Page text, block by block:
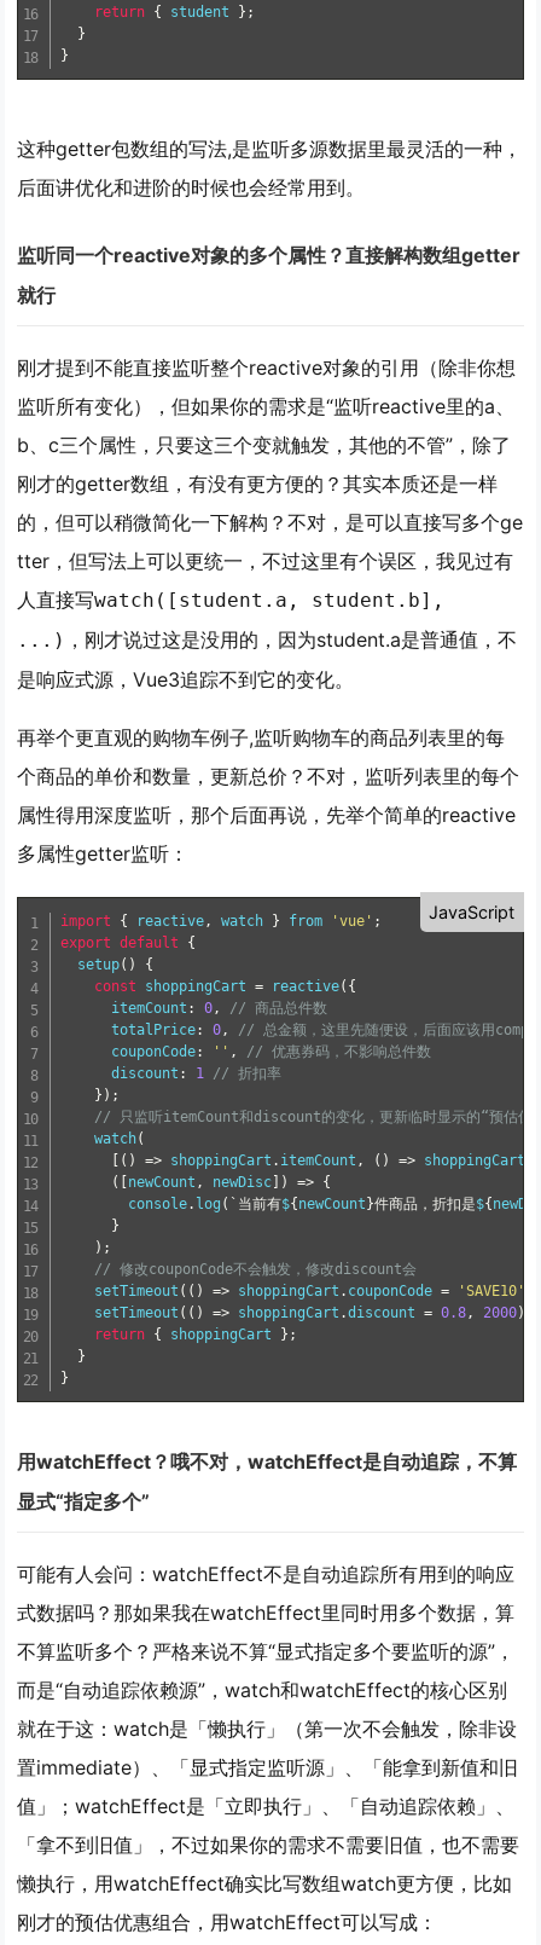
return { student } ;
}
}
这种getter包数组的写法,是监听多源数据里最灵活的一种，
后面讲优化和进阶的时候也会经常用到。
监听同一个reactive对象的多个属性？直接解构数组getter
就行
刚才提到不能直接监听整个reactive对象的引用（除非你想
监听所有变化），但如果你的需求是“监听reactive里的a、
b、c三个属性，只要这三个变就触发，其他的不管”，除了
刚才的getter数组，有没有更方便的？其实本质还是一样
的，但可以稍微简化一下解构？不对，是可以直接写多个ge
tter，但写法上可以更统一，不过这里有个误区，我见过有
人直接写watch([student.a, student.b],
...) ，刚才说过这是没用的，因为student.a是普通值，不
是响应式源，Vue3追踪不到它的变化。
再举个更直观的购物车例子,监听购物车的商品列表里的每
个商品的单价和数量，更新总价？不对，监听列表里的每个
属性得用深度监听，那个后面再说，先举个简单的reactive
多属性getter监听：
JavaScript
import { reactive, watch } from 'vue' ;
export
default
{
setup( )
{
const
shoppingCart = reactive( {
      itemCount
: 0,
// 商品总件数
      totalPrice
: 0,
// 总金额，这里先随便设，后面应该用
      couponCode
: '' ,
// 优惠券码，不影响总件数
      discount
: 1 // 折扣率
} ) ;
// 只监听itemCount和discount的变化，更新临时显示的“预估优
watch(
( ) => shoppingCart . itemCount , ( ) => shoppingCart
(
newCount , newDisc ) => {
        console
. log ( `当前有${ newCount }件商品，折扣是${
}
) ;
// 修改couponCode不会触发，修改discount会
setTimeout ( ( ) => shoppingCart . couponCode = 'SAVE10'
setTimeout ( ( ) => shoppingCart .discount = 0.8, 2000)
return { shoppingCart } ;
}
}
用watchEffect？哦不对，watchEffect是自动追踪，不算
显式“指定多个”
可能有人会问：watchEffect不是自动追踪所有用到的响应
式数据吗？那如果我在watchEffect里同时用多个数据，算
不算监听多个？严格来说不算“显式指定多个要监听的源”，
而是“自动追踪依赖源”，watch和watchEffect的核心区别
就在于这：watch是「懒执行」（第一次不会触发，除非设
置immediate）、「显式指定监听源」、「能拿到新值和旧
值」；watchEffect是「立即执行」、「自动追踪依赖」、
「拿不到旧值」，不过如果你的需求不需要旧值，也不需要
懒执行，用watchEffect确实比写数组watch更方便，比如
刚才的预估优惠组合，用watchEffect可以写成：